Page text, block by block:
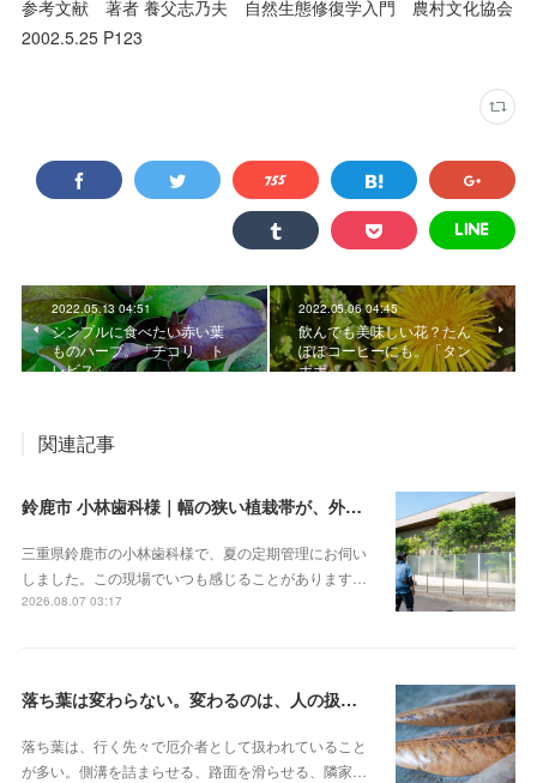
参考文献 著者 養父志乃夫 自然生態修復学入門 農村文化協会
2002.5.25 P123
2022.05.13 04:51
シンプルに食べたい赤い葉
ものハーブ。「チコリ ト
レビス」
2022.05.06 04:45
飲んでも美味しい花？たん
ぽぽコーヒーにも。「タン
ポポ」
関連記事
鈴鹿市 小林歯科様｜幅の狭い植栽帯が、外から見ると緑の壁になる
三重県鈴鹿市の小林歯科様で、夏の定期管理にお伺い
しました。この現場でいつも感じることがあります…
2026.08.07 03:17
落ち葉は変わらない。変わるのは、人の扱いのほう
落ち葉は、行く先々で厄介者として扱われていること
が多い。側溝を詰まらせる、路面を滑らせる、隣家…